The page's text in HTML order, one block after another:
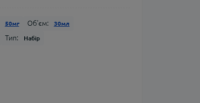
50мг Об'єм: 30мл
Тип: Набір